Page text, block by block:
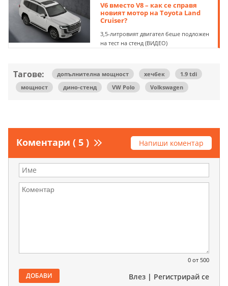
V6 вместо V8 – как се справя
новият мотор на Toyota Land
Cruiser?
3,5-литровият двигател беше подложен
на тест на стенд (ВИДЕО)
Тагове: допълнителна мощност хечбек
1.9 tdi
мощност
дино-стенд VW Polo Volkswagen
Коментари ( 5 ) Напиши коментар
0 от 500
ДОБАВИ Влез | Регистрирай се